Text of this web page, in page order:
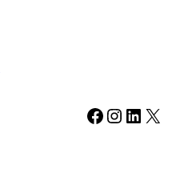
Facebook Instagram LinkedIn X